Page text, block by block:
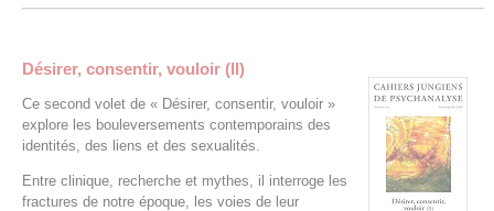
Désirer, consentir, vouloir (II)
Ce second volet de « Désirer, consentir, vouloir »
explore les bouleversements contemporains des
identités, des liens et des sexualités.
Entre clinique, recherche et mythes, il interroge les
fractures de notre époque, les voies de leur